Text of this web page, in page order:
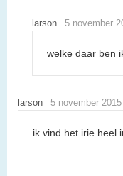
larson 5 november
welke daar ben
larson 5 november 2015
ik vind het irie heel